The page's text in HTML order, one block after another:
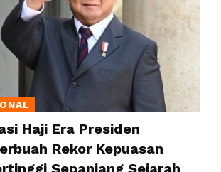
Haji Era Presiden
Rekor Kepuasan